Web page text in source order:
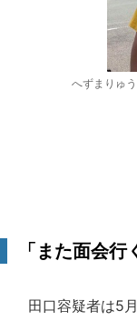
へずまりゅ
「また面会行
田口容疑者は5